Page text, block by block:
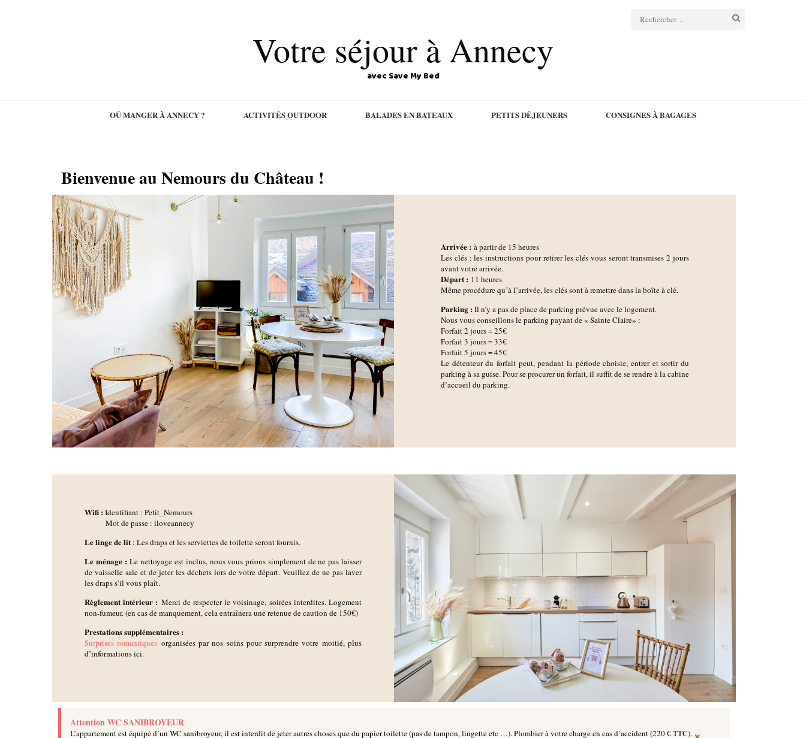
Votre séjour à Annecy
avec Save My Bed
OÙ MANGER À ANNECY ? ACTIVITÉS OUTDOOR BALADES EN BATEAUX PETITS DÉJEUNERS CONSIGNES À BAGAGES
Bienvenue au Nemours du Château !
Arrivée : à partir de 15 heures
Les clés : les instructions pour retirer les clés vous seront transmises 2 jours
avant votre arrivée.
Départ : 11 heures
Même procédure qu’à l’arrivée, les clés sont à remettre dans la boîte à clé.
Parking : Il n’y a pas de place de parking prévue avec le logement.
Nous vous conseillons le parking payant de « Sainte Claire» :
Forfait 2 jours = 25€
Forfait 3 jours = 33€
Forfait 5 jours = 45€
Le détenteur du forfait peut, pendant la période choisie, entrer et sortir du
parking à sa guise. Pour se procurer un forfait, il suffit de se rendre à la cabine
d’accueil du parking.
Wifi : Identifiant : Petit_Nemours
Mot de passe : iloveannecy
Le linge de lit : Les draps et les serviettes de toilette seront fournis.
Le ménage : Le nettoyage est inclus, nous vous prions simplement de ne pas laisser
de vaisselle sale et de jeter les déchets lors de votre départ. Veuillez de ne pas laver
les draps s’il vous plaît.
Règlement intérieur : Merci de respecter le voisinage, soirées interdites. Logement
non-fumeur. (en cas de manquement, cela entraînera une retenue de caution de 150€)
Prestations supplémentaires :
Surprises romantiques organisées par nos soins pour surprendre votre moitié, plus
d’informations ici.
Attention WC SANIBROYEUR
L’appartement est équipé d’un WC sanibroyeur, il est interdit de jeter autres choses que du papier toilette (pas de tampon, lingette etc …). Plombier à votre charge en cas d’accident (220 € TTC).